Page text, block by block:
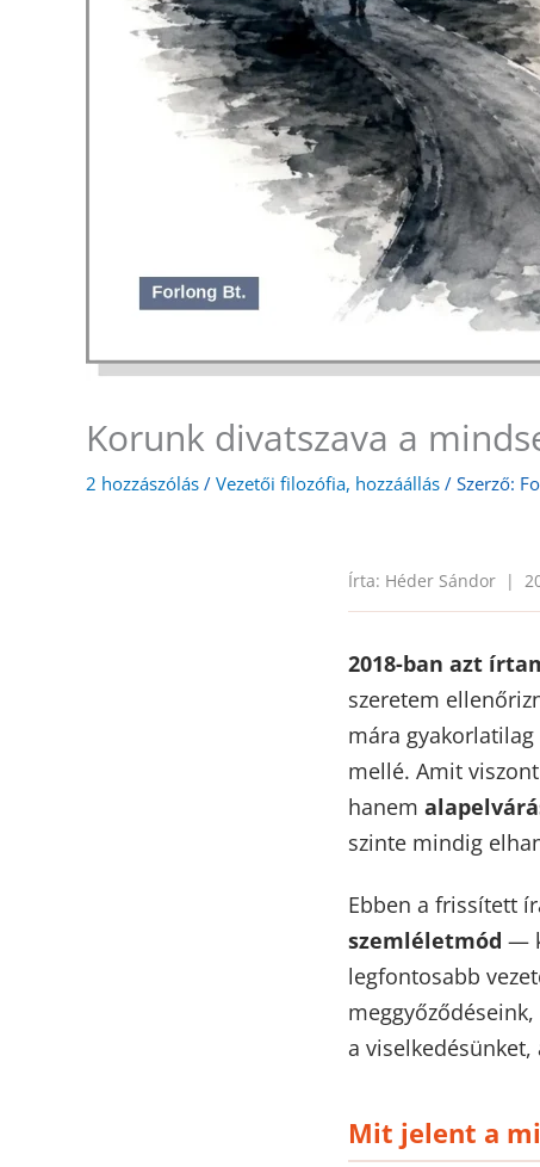
Korunk divatszava a
2 hozzászólás / Vezetői filozófia, hozzáállás / Szerző:
Írta: Héder Sándor |
2018-ban azt
szeretem
mára
mellé. Amit
hanem
szinte mindig
Ebben a frissített
szemléletmód —
legfontosabb
a
Mit jelent a